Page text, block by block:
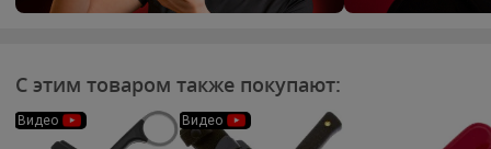
С этим товаром также покупают:
Видео Видео